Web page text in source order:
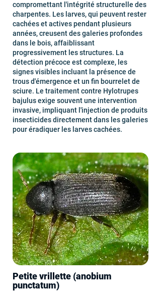
compromettant l'intégrité structurelle des
charpentes. Les larves, qui peuvent rester
cachées et actives pendant plusieurs
années, creusent des galeries profondes
dans le bois, affaiblissant
progressivement les structures. La
détection précoce est complexe, les
signes visibles incluant la présence de
trous d'émergence et un fin bourrelet de
sciure. Le traitement contre Hylotrupes
bajulus exige souvent une intervention
invasive, impliquant l'injection de produits
insecticides directement dans les galeries
pour éradiquer les larves cachées.
Petite vrillette (anobium
punctatum)